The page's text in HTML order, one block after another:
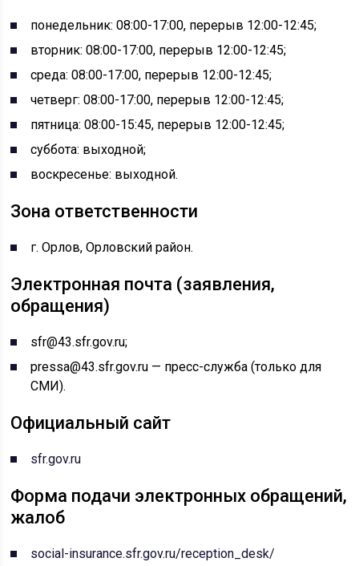
понедельник: 08:00-17:00, перерыв 12:00-12:45;
вторник: 08:00-17:00, перерыв 12:00-12:45;
среда: 08:00-17:00, перерыв 12:00-12:45;
четверг: 08:00-17:00, перерыв 12:00-12:45;
пятница: 08:00-15:45, перерыв 12:00-12:45;
суббота: выходной;
воскресенье: выходной.
Зона ответственности
г. Орлов, Орловский район.
Электронная почта (заявления,
обращения)
sfr@43.sfr.gov.ru;
pressa@43.sfr.gov.ru — пресс-служба (только для
СМИ).
Официальный сайт
sfr.gov.ru
Форма подачи электронных обращений,
жалоб
social-insurance.sfr.gov.ru/reception_desk/